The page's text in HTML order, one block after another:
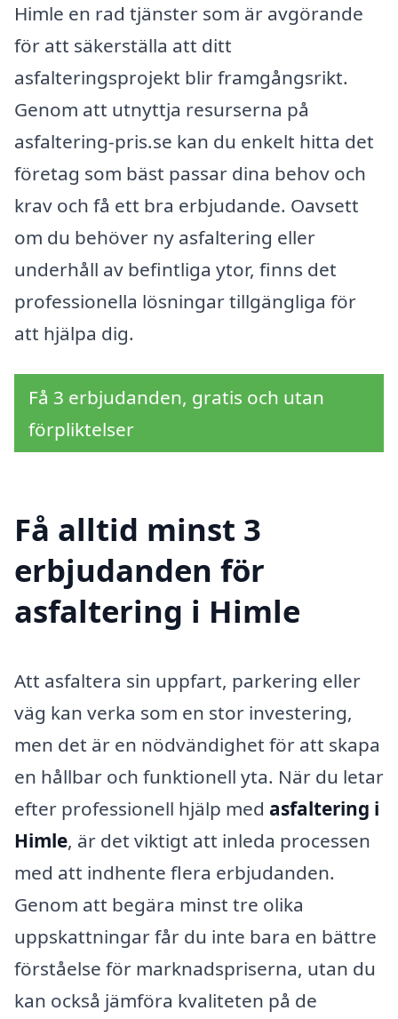
Himle en rad tjänster som är avgörande
för att säkerställa att ditt
asfalteringsprojekt blir framgångsrikt.
Genom att utnyttja resurserna på
asfaltering-pris.se kan du enkelt hitta det
företag som bäst passar dina behov och
krav och få ett bra erbjudande. Oavsett
om du behöver ny asfaltering eller
underhåll av befintliga ytor, finns det
professionella lösningar tillgängliga för
att hjälpa dig.
Få 3 erbjudanden, gratis och utan
förpliktelser
Få alltid minst 3
erbjudanden för
asfaltering i Himle
Att asfaltera sin uppfart, parkering eller
väg kan verka som en stor investering,
men det är en nödvändighet för att skapa
en hållbar och funktionell yta. När du letar
efter professionell hjälp med asfaltering i
Himle, är det viktigt att inleda processen
med att indhente flera erbjudanden.
Genom att begära minst tre olika
uppskattningar får du inte bara en bättre
förståelse för marknadspriserna, utan du
kan också jämföra kvaliteten på de